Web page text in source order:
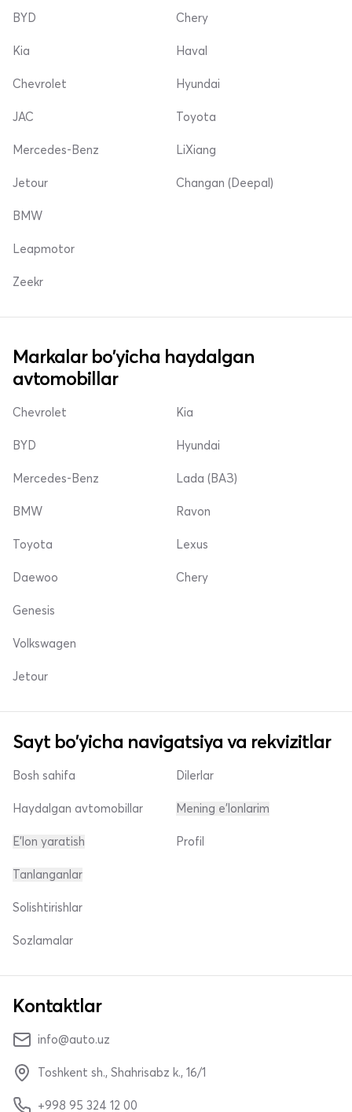
BYD
Kia
Chevrolet
Chery
Haval
Hyundai
JAC
Mercedes-Benz
Jetour
Toyota
LiXiang
Changan (Deepal)
BMW
Leapmotor
Zeekr
Markalar bo'yicha haydalgan
avtomobillar
Chevrolet
BYD
Mercedes-Benz
Kia
Hyundai
Lada (ВАЗ)
BMW
Toyota
Daewoo
Ravon
Lexus
Chery
Genesis
Volkswagen
Jetour
Sayt bo'yicha navigatsiya va rekvizitlar
Bosh sahifa
Haydalgan avtomobillar
E'lon yaratish
Dilerlar
Mening e'lonlarim
Profil
Tanlanganlar
Solishtirishlar
Sozlamalar
Kontaktlar
info@auto.uz
Toshkent sh., Shahrisabz k., 16/1
+998 95 324 12 00